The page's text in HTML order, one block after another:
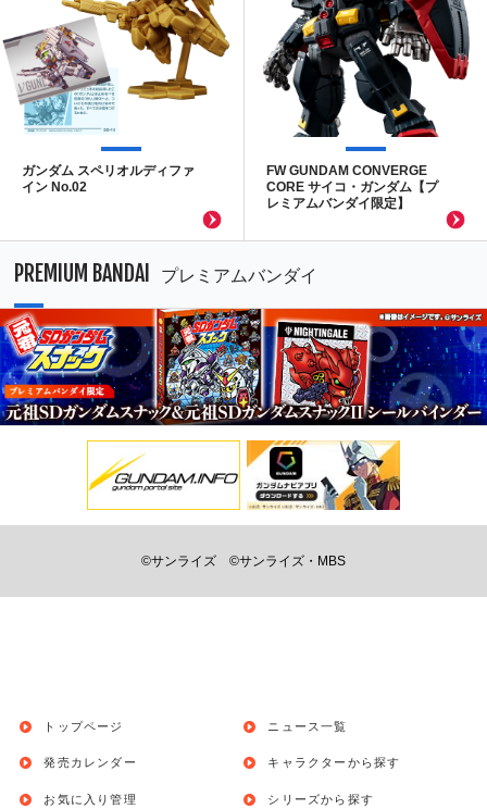
ガンダム スペリオルディファ
イン No.02
FW GUNDAM CONVERGE
CORE サイコ・ガンダム【プ
レミアムバンダイ限定】
PREMIUM BANDAI プレミアムバンダイ
©サンライズ ©サンライズ・MBS
トップページ
発売カレンダー
お気に入り管理
ニュース一覧
キャラクターから探す
シリーズから探す